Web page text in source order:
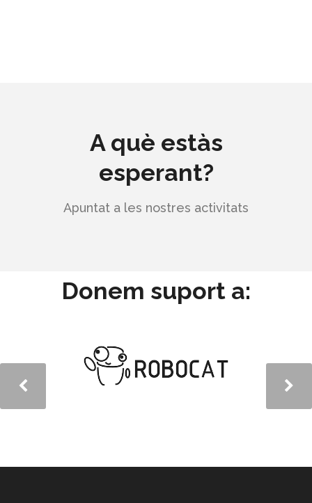
A què estàs
esperant?
Apuntat a les nostres activitats
Donem suport a: